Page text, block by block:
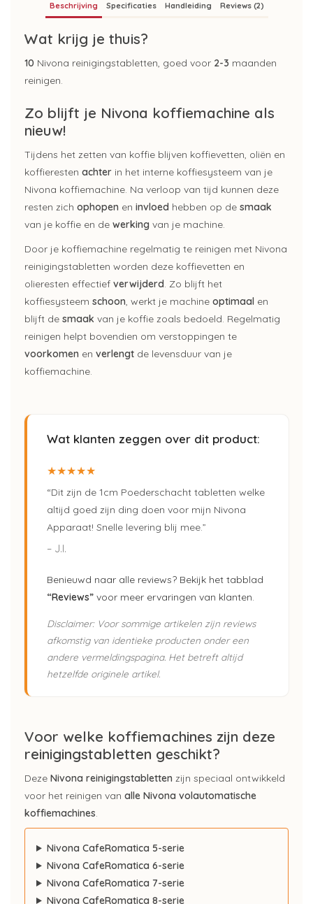
Beschrijving Specificaties Handleiding Reviews (2)
Wat krijg je thuis?
10 Nivona reinigingstabletten, goed voor 2-3 maanden
reinigen.
Zo blijft je Nivona koffiemachine als
nieuw!
Tijdens het zetten van koffie blijven koffievetten, oliën en
koffieresten achter in het interne koffiesysteem van je
Nivona koffiemachine. Na verloop van tijd kunnen deze
resten zich ophopen en invloed hebben op de smaak
van je koffie en de werking van je machine.
Door je koffiemachine regelmatig te reinigen met Nivona
reinigingstabletten worden deze koffievetten en
olieresten effectief verwijderd. Zo blijft het
koffiesysteem schoon, werkt je machine optimaal en
blijft de smaak van je koffie zoals bedoeld. Regelmatig
reinigen helpt bovendien om verstoppingen te
voorkomen en verlengt de levensduur van je
koffiemachine.
Wat klanten zeggen over dit product:
★★★★★
“Dit zijn de 1cm Poederschacht tabletten welke
altijd goed zijn ding doen voor mijn Nivona
Apparaat! Snelle levering blij mee.”
– J.I.
Benieuwd naar alle reviews? Bekijk het tabblad
“Reviews” voor meer ervaringen van klanten.
Disclaimer: Voor sommige artikelen zijn reviews
afkomstig van identieke producten onder een
andere vermeldingspagina. Het betreft altijd
hetzelfde originele artikel.
Voor welke koffiemachines zijn deze
reinigingstabletten geschikt?
Deze Nivona reinigingstabletten zijn speciaal ontwikkeld
voor het reinigen van alle Nivona volautomatische
koffiemachines.
Nivona CafeRomatica 5-serie
Nivona CafeRomatica 6-serie
Nivona CafeRomatica 7-serie
Nivona CafeRomatica 8-serie